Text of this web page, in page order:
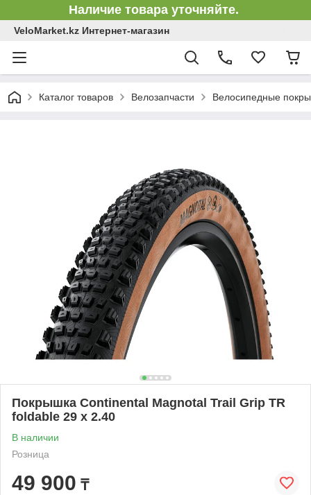
Наличие товара уточняйте.
VeloMarket.kz Интернет-магазин
Каталог товаров Велозапчасти Велосипедные
Покрышка Continental Magnotal Trail Grip TR
foldable 29 x 2.40
В наличии
Розница
49 900 ₸